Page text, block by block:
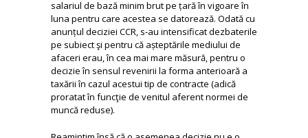
salariul de bază minim brut pe țară în vigoare în
luna pentru care acestea se datorează. Odată cu
anunțul deciziei CCR, s-au intensificat dezbaterile
pe subiect şi pentru că așteptările mediului de
afaceri erau, în cea mai mare măsură, pentru o
decizie în sensul revenirii la forma anterioară a
taxării în cazul acestui tip de contracte (adică
proratat în funcţie de venitul aferent normei de
muncă reduse).